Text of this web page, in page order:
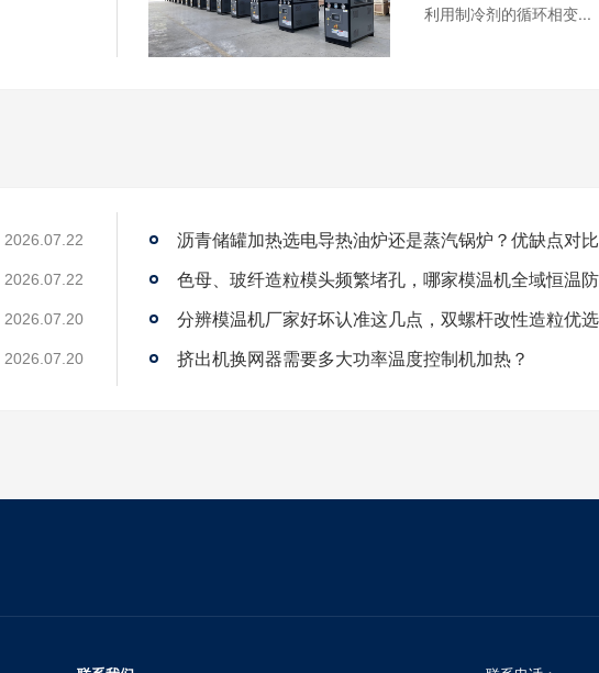
利用制冷剂的循环相变...
2026.07.22
2026.07.22
2026.07.20
2026.07.20
沥青储罐加热选电导热油炉还是蒸汽锅炉？优缺点对比
挤出机换网器需要多大功率温度控制机加热？